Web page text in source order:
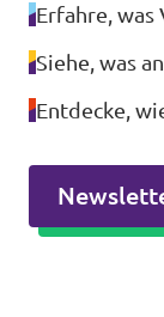
Erfahre, was
Siehe, was
Entdecke,